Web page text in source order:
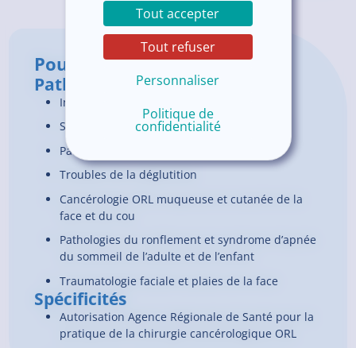
Pour en savoir plus
Pathologies prises en charge
Infections ORL
Surdité et vertiges de l’adulte et de l’enfant
Pathologies rhino-sinusiennes, laryngées
Troubles de la déglutition
Cancérologie ORL muqueuse et cutanée de la
face et du cou
Pathologies du ronflement et syndrome d’apnée
du sommeil de l’adulte et de l’enfant
Traumatologie faciale et plaies de la face
Spécificités
Autorisation Agence Régionale de Santé pour la
pratique de la chirurgie cancérologique ORL
Tout accepter
Tout refuser
Personnaliser
Politique de
confidentialité